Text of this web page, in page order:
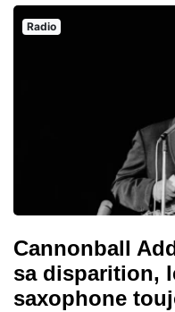
Radio
Cannonball
sa disparition,
saxophone